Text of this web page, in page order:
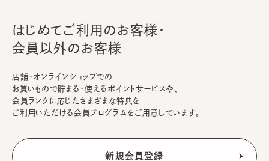
はじめてご利用のお客様・
会員以外のお客様
店舗・オンラインショップでの
お買いもので貯まる・使えるポイントサービスや、
会員ランクに応じたさまざまな特典を
ご利用いただける会員プログラムをご用意しています。